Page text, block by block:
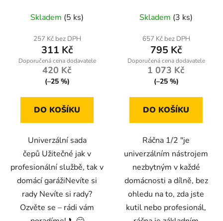
Skladem (5 ks)
257 Kč bez DPH
311 Kč
420 Kč
(–25 %)
DO KOŠÍKU
Univerzální sada
čepů Užitečné jak v
profesionální službě, tak v
domácí garážiNevíte si
rady Nevíte si rady?
Ozvěte se – rádi vám
Skladem (3 ks)
657 Kč bez DPH
795 Kč
1 073 Kč
(–25 %)
DO KOŠÍKU
Ráčna 1/2 "je
univerzálním nástrojem
nezbytným v každé
domácnosti a dílně, bez
ohledu na to, zda jste
kutil nebo profesionál,